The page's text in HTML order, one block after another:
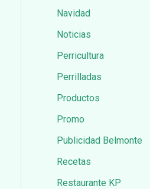
Navidad
Noticias
Perricultura
Perrilladas
Productos
Promo
Publicidad Belmonte
Recetas
Restaurante KP